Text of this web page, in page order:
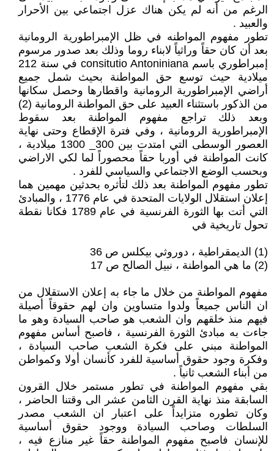
الرغم من أنه لم يكن هناك عزل اجتماعي بين الأحرار
والعبيد .
تطور مفهوم المواطنه في ظل الإمبراطورية الرومانية
بعد أن كان حقاً وراثياً لابناء روما وذلك بعد صدور مرسوم
إمبراطوري باسم consitutio Antoniniana في سنة 212
ميلادية حيث توسع حق المواطنة بحيث شمل جميع
أراضي الإمبراطورية الرومانية واقطارها وحصل سكانها
من الذكور باستثناء العبيد على حق المواطنة الرومانية (2)
وبعد ذلك تراجع مفهوم المواطنة بعد سقوط
الإمبراطورية الرومانية ، وفي فترة الإقطاع وحتى نهاية
العصور الوسطى التي امتدت بين 300_ 1300 ميلادية ،
كانت المواطنة في أوربا حقاً محصوراً لما لكي الاراضي
وبحسب الوضع الاجتماعي والسياسي للفرد .
تطور مفهوم المواطنة بعد ذلك لتأثره بحدثين مهمين هما
إعلان استقلال الولايات المتحدة في عام 1776 ، والمبادئ
التي أتت بها الثورة الفرنسية في عام 1789 فكانا نقطة
تحول تاريخية في
(1) الديمقراطية ، دوروثي بيكلس ص 36
(2) ما هي المواطنة ، نبيل الصالح ص 17
مفهوم المواطنة من خلال ما جاء به إعلان الاستقلال من
ان الناس جميعاً ولدوا متساوين وان لهم حقوقاً أصيلة
فيهم منذ خلقهم وان الشعب هو صاحب السيادة وهو ما
جاءت به مبادئ الثورة الفرنسية ، فاصبح أساس مفهوم
المواطنة مبني على فكرة الشعب صاحب السيادة ،
وفكرة وجود حقوق أساسية للفرد كأنسان أولا وكمواطن
من أبناء الشعب ثانياً .
بقي مفهوم المواطنة في تطور مستمر خلال القرون
السابقة منذ نهاية القرن الثامن عشر الى وقتنا الحاضر ،
وكان تطوره متزايداً على اعتبار ان الشعب مصدر
السلطات وصاحب السيادة ووجود حقوق أساسية
للإنسان فاصبح مفهوم المواطنة حقاً غير منازع فيه ،